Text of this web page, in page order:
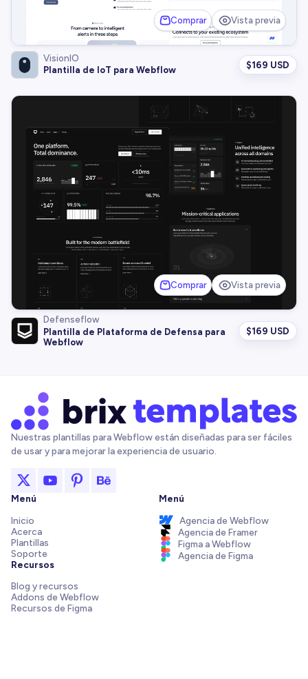
Comprar Vista previa
VisionIO
Plantilla de IoT para Webflow
$169 USD
Comprar Vista previa
Defenseflow
Plantilla de Plataforma de Defensa para
Webflow
$169 USD
Nuestras plantillas para Webflow están diseñadas para ser fáciles
de usar y para mejorar la experiencia de usuario.
Menú
Inicio
Acerca
Plantillas
Soporte
Recursos
Blog y recursos
Addons de Webflow
Recursos de Figma
Menú
Agencia de Webflow
Agencia de Framer
Figma a Webflow
Agencia de Figma